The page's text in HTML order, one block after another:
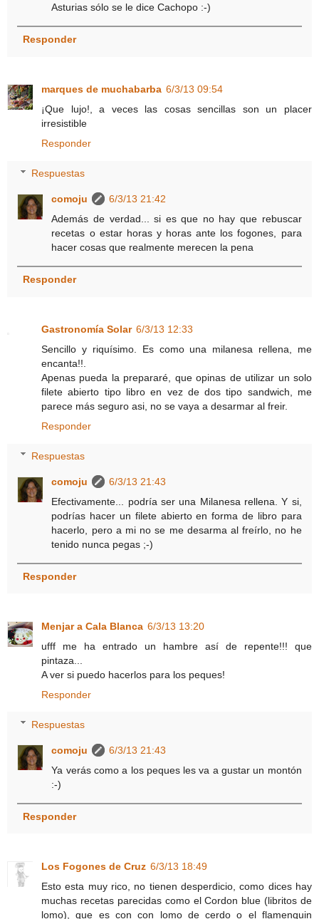
Asturias sólo se le dice Cachopo :-)
Responder
marques de muchabarba 6/3/13 09:54
¡Que lujo!, a veces las cosas sencillas son un placer
irresistible
Responder
Respuestas
comoju
6/3/13 21:42
Además de verdad... si es que no hay que rebuscar
recetas o estar horas y horas ante los fogones, para
hacer cosas que realmente merecen la pena
Responder
Gastronomía Solar 6/3/13 12:33
Sencillo y riquísimo. Es como una milanesa rellena, me
encanta!!.
Apenas pueda la prepararé, que opinas de utilizar un solo
filete abierto tipo libro en vez de dos tipo sandwich, me
parece más seguro asi, no se vaya a desarmar al freir.
Responder
Respuestas
comoju
6/3/13 21:43
Efectivamente... podría ser una Milanesa rellena. Y si,
podrías hacer un filete abierto en forma de libro para
hacerlo, pero a mi no se me desarma al freírlo, no he
tenido nunca pegas ;-)
Responder
Menjar a Cala Blanca 6/3/13 13:20
ufff me ha entrado un hambre así de repente!!! que
pintaza...
A ver si puedo hacerlos para los peques!
Responder
Respuestas
comoju
6/3/13 21:43
Ya verás como a los peques les va a gustar un montón
:-)
Responder
Los Fogones de Cruz 6/3/13 18:49
Esto esta muy rico, no tienen desperdicio, como dices hay
muchas recetas parecidas como el Cordon blue (libritos de
lomo), que es con con lomo de cerdo o el flamenquin